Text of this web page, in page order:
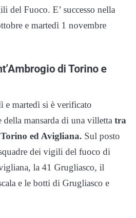
del Fuoco. E’ successo nella
e martedì 1 novembre
di Torino e
e martedì si è verificato
della mansarda di una villetta tra
ed Avigliana. Sul posto
dei vigili del fuoco di
la 41 Grugliasco, il
e le botti di Grugliasco e